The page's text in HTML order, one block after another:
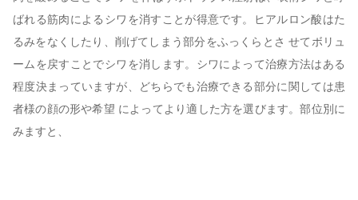
ばれる筋肉によるシワを消すことが得意です。ヒアルロン酸はた
るみをなくしたり、削げてしまう部分をふっくらとさ せてボリュ
ームを戻すことでシワを消します。シワによって治療方法はある
程度決まっていますが、どちらでも治療できる部分に関しては患
者様の顔の形や希望 によってより適した方を選びます。部位別に
みますと、